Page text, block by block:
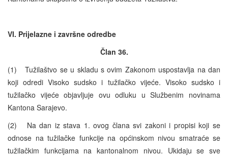
VI. Prijelazne i završne odredbe
Član 36.
(1) Tužilaštvo se u skladu s ovim Zakonom uspostavlja na dan
koji odredi Visoko sudsko i tužilačko vijeće. Visoko sudsko i
tužilačko vijeće objavljuje ovu odluku u Službenim novinama
Kantona Sarajevo.
(2) Na dan iz stava 1. ovog člana svi zakoni i propisi koji se
odnose na tužilačke funkcije na općinskom nivou smatraće se
tužilačkim funkcijama na kantonalnom nivou. Ukidaju se sve